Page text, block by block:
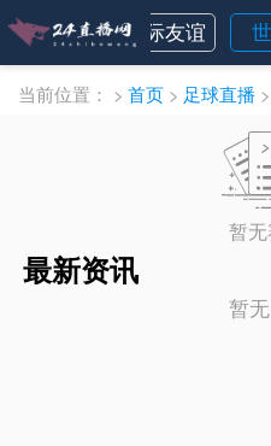
挪超 国际友谊
当前位置： > 首页 > 足球直播 >
暂
最新资讯
暂